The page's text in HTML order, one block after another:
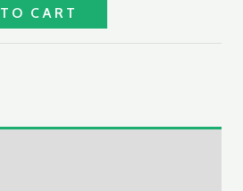
CART